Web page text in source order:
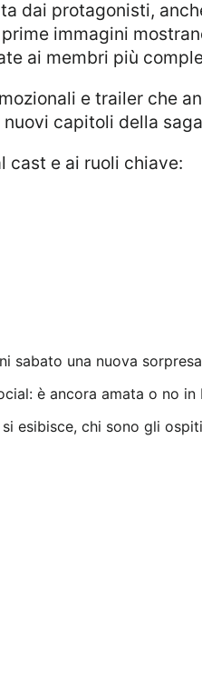
dai protagonisti,
immagini
ai membri più
nuovi capitoli della
cast e ai ruoli chiave: